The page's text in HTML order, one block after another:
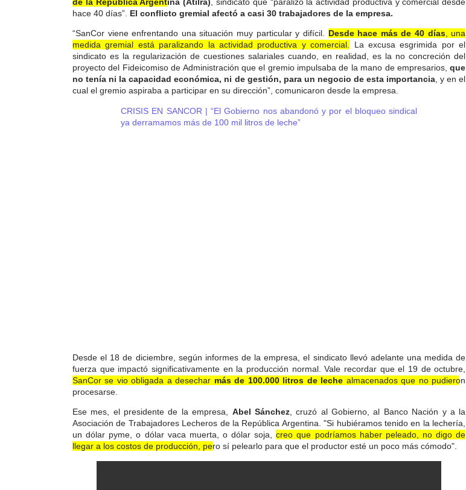
hace 40 días”. El conflicto gremial afectó a casi 30 trabajadores de la empresa.
“SanCor viene enfrentando una situación muy particular y difícil. Desde hace más de 40 días, una
medida gremial está paralizando la actividad productiva y comercial. La excusa esgrimida por el
sindicato es la regularización de cuestiones salariales cuando, en realidad, es la no concreción del
proyecto del Fideicomiso de Administración que el gremio impulsaba de la mano de empresarios,que
no tenía ni la capacidad económica, ni de gestión, para un negocio de esta importancia, y en el
cual el gremio aspiraba a participar en su dirección”, comunicaron desde la empresa.
CRISIS EN SANCOR | “El Gobierno nos abandonó y por el bloqueo sindical
ya derramamos más de 100 mil litros de leche”
Desde el 18 de diciembre, según informes de la empresa, el sindicato llevó adelante una medida de
fuerza que impactó significativamente en la producción normal. Vale recordar que el 19 de octubre,
SanCor se vio obligada a desechar más de 100.000 litros de leche almacenados que no pudieron
procesarse.
Ese mes, el presidente de la empresa, Abel Sánchez, cruzó al Gobierno, al Banco Nación y a la
Asociación de Trabajadores Lecheros de la República Argentina. "Si hubiéramos tenido en la lechería,
un dólar pyme, o dólar vaca muerta, o dólar soja,creo que podríamos haber peleado, no digo de
llegar a los costos de producción, pero sí pelearlo para que el productor esté un poco más cómodo".